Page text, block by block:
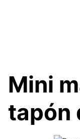
Mini
tapón